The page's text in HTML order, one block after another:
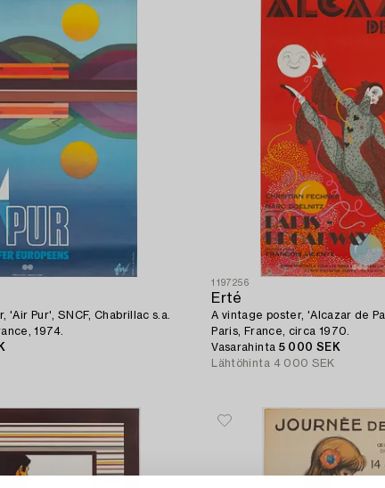
Pur', SNCF, Chabrillac s.a.
1974.
1197256
Erté
A vintage poster, 'Alcazar de Paris', Ets St Martin Imp,
Paris, France, circa 1970.
Vasarahinta 5 000 SEK
Lähtöhinta 4 000 SEK